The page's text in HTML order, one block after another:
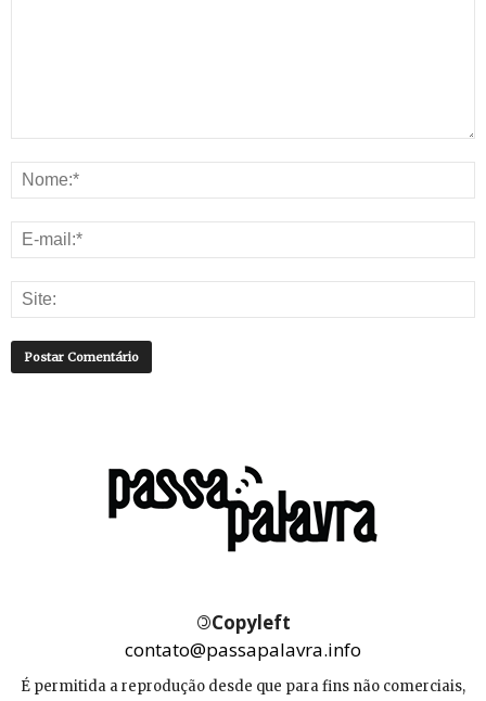
©Copyleft
contato@passapalavra.info
É permitida a reprodução desde que para fins não comerciais,